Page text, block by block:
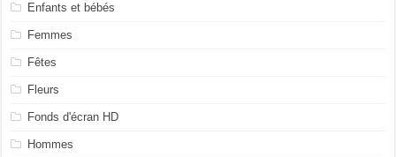
Enfants et bébés
Femmes
Fêtes
Fleurs
Fonds d'écran HD
Hommes